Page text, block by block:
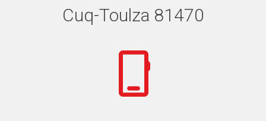
Cuq-Toulza 81470